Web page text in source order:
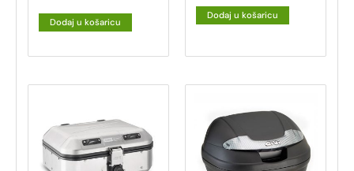
Dodaj u košaricu
Dodaj u košaricu